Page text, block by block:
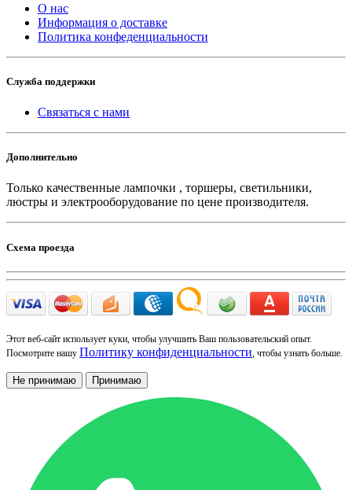
О нас
Информация о доставке
Политика конфеденциальности
Служба поддержки
Связаться с нами
Дополнительно
Только качественные лампочки , торшеры, светильники,
люстры и электрооборудование по цене производителя.
Схема проезда
Этот веб-сайт использует куки, чтобы улучшить Ваш пользовательский опыт.
Посмотрите нашу Политику конфиденциальности, чтобы узнать больше.
Не принимаю Принимаю